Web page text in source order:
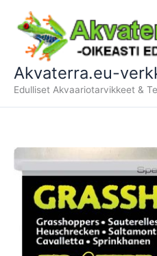
sisältöön
Akvaterra.eu-
Edulliset Akvaariotarvikkeet &